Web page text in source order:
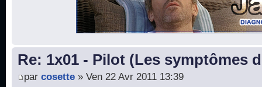
Re: 1x01 - Pilot (Les symptômes
par cosette » Ven 22 Avr 2011 13:39